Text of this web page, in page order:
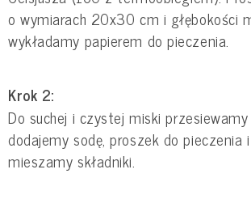
o wymiarach 20x30 cm i głębokości
wykładamy papierem do pieczenia.
Krok 2:
Do suchej i czystej miski
dodajemy sodę, proszek do pieczenia
mieszamy składniki.